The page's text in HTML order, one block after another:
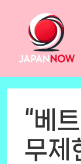
content
“베
무제